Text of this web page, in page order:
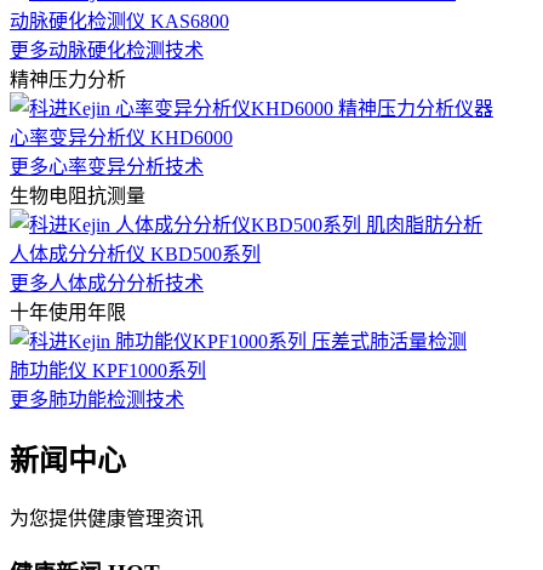
动脉硬化检测仪 KAS6800
更多动脉硬化检测技术
精神压力分析
心率变异分析仪 KHD6000
更多心率变异分析技术
生物电阻抗测量
人体成分分析仪 KBD500系列
更多人体成分分析技术
十年使用年限
肺功能仪 KPF1000系列
更多肺功能检测技术
新闻中心
为您提供健康管理资讯